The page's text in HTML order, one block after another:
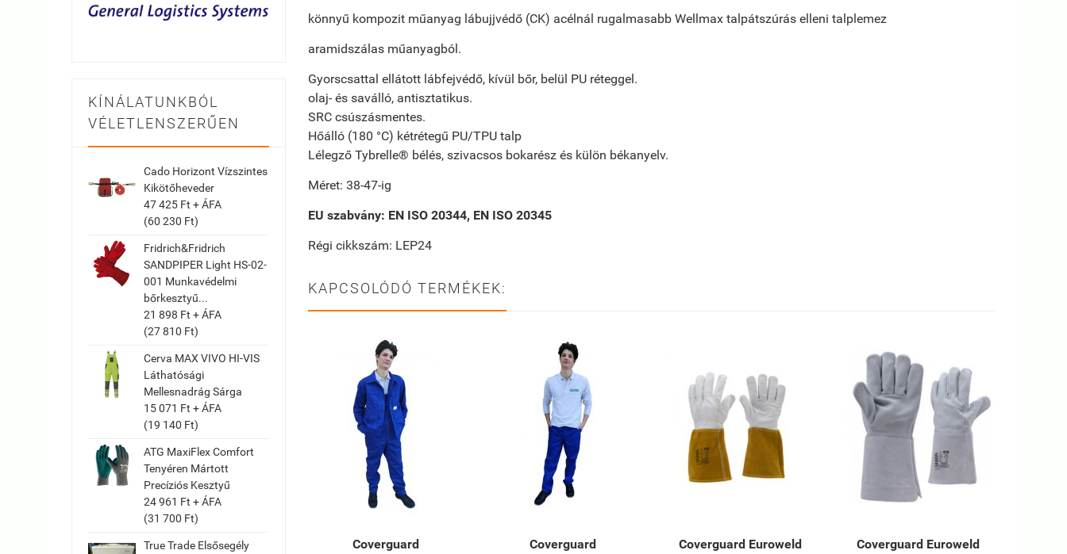
KÍNÁLATUNKBÓL
VÉLETLENSZERŰEN
Cado Horizont Vízszintes
Kikötőheveder
47 425 Ft + ÁFA
(60 230 Ft)
Fridrich&Fridrich
SANDPIPER Light HS-02-
001 Munkavédelmi
bőrkesztyű...
21 898 Ft + ÁFA
(27 810 Ft)
Cerva MAX VIVO HI-VIS
Láthatósági
Mellesnadrág Sárga
15 071 Ft + ÁFA
(19 140 Ft)
ATG MaxiFlex Comfort
Tenyéren Mártott
Precíziós Kesztyű
24 961 Ft + ÁFA
(31 700 Ft)
True Trade Elsősegély
könnyű kompozit műanyag lábujjvédő (CK) acélnál rugalmasabb Wellmax talpátszúrás elleni talplemez
aramidszálas műanyagból.
Gyorscsattal ellátott lábfejvédő, kívül bőr, belül PU réteggel.
olaj- és saválló, antisztatikus.
SRC csúszásmentes.
Hőálló (180 °C) kétrétegű PU/TPU talp
Lélegző Tybrelle® bélés, szivacsos bokarész és külön békanyelv.
Méret: 38-47-ig
EU szabvány: EN ISO 20344, EN ISO 20345
Régi cikkszám: LEP24
KAPCSOLÓDÓ TERMÉKEK:
Coverguard
Coverguard
Coverguard Euroweld
Coverguard Euroweld